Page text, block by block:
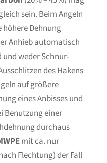
sein. Beim Angeln
höhere Dehnung
Anhieb automatisch
weder Schnur-
des Hakens
auf größere
eines Anbisses und
Benutzung einer
durchaus
mit ca. nur
Flechtung) der Fall